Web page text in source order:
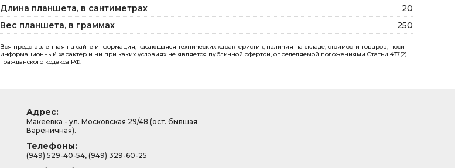
Длина планшета, в сантиметрах
20
Вес планшета, в граммах
250
Вся представленная на сайте информация, касающаяся технических характеристик, наличия на складе, стоимости товаров, носит
информационный характер и ни при каких условиях не является публичной офертой, определяемой положениями Статьи 437(2)
Гражданского кодекса РФ.
Адрес:
Макеевка - ул. Московская 29/48 (ост. бывшая
Вареничная).
Телефоны:
(949) 529-40-54, (949) 329-60-25